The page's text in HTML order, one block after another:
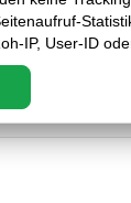
IP, User-ID